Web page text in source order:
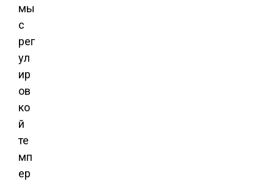
мы
с
рег
ул
ир
ов
ко
й
те
мп
ер